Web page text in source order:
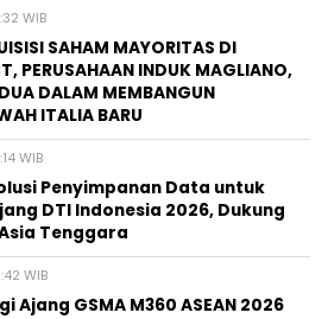
WIB
SAHAM MAYORITAS DI
PERUSAHAAN INDUK MAGLIANO,
DALAM MEMBANGUN
ITALIA BARU
WIB
Penyimpanan Data untuk
DTI Indonesia 2026, Dukung
Tenggara
WIB
Ajang GSMA M360 ASEAN 2026